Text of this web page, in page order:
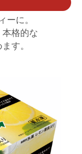
ーに。
格的な
す。